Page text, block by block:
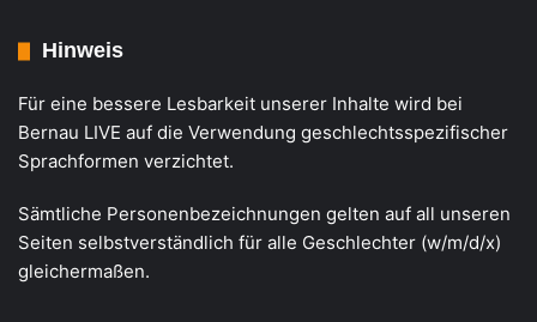
Hinweis
Für eine bessere Lesbarkeit unserer Inhalte wird bei
Bernau LIVE auf die Verwendung geschlechtsspezifischer
Sprachformen verzichtet.
Sämtliche Personenbezeichnungen gelten auf all unseren
Seiten selbstverständlich für alle Geschlechter (w/m/d/x)
gleichermaßen.